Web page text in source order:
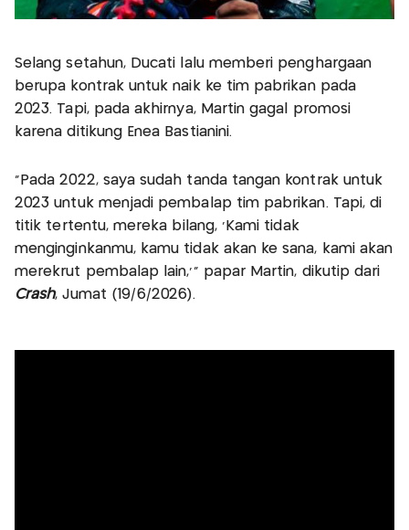
Selang setahun, Ducati lalu memberi penghargaan
berupa kontrak untuk naik ke tim pabrikan pada
2023. Tapi, pada akhirnya, Martin gagal promosi
karena ditikung Enea Bastianini.
“Pada 2022, saya sudah tanda tangan kontrak untuk
2023 untuk menjadi pembalap tim pabrikan. Tapi, di
titik tertentu, mereka bilang, ‘Kami tidak
menginginkanmu, kamu tidak akan ke sana, kami akan
merekrut pembalap lain,’” papar Martin, dikutip dari
Crash, Jumat (19/6/2026).